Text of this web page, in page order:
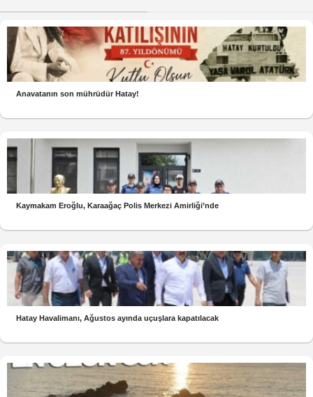
Anavatanın son mührüdür Hatay!
Kaymakam Eroğlu, Karaağaç Polis Merkezi Amirliği’nde
Hatay Havalimanı, Ağustos ayında uçuşlara kapatılacak